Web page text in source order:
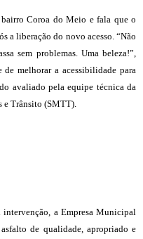
Coroa do Meio e fala que o
a liberação do novo acesso. “Não
sem problemas. Uma beleza!”,
de melhorar a acessibilidade para
avaliado pela equipe técnica da
e Trânsito (SMTT).
intervenção, a Empresa Municipal
de qualidade, apropriado e